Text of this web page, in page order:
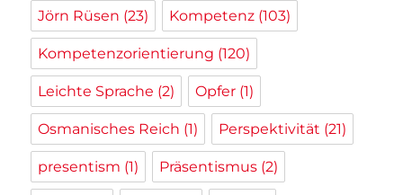
Jörn Rüsen (23) Kompetenz (103)
Kompetenzorientierung (120)
Leichte Sprache (2) Opfer (1)
Osmanisches Reich (1) Perspektivität (21)
presentism (1) Präsentismus (2)